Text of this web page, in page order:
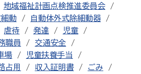
地域福祉計画点検推進委員会
動
自動体外式除細動器
虐待 発達
児童
職員
交通安全
場
児童扶養手当
占用 収入証明書 ごみ